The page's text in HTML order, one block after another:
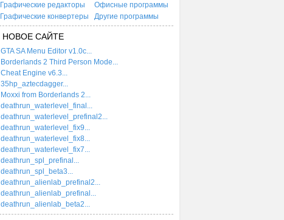
Графические редакторы
Офисные программы
Графические конвертеры
Другие программы
НОВОЕ САЙТЕ
GTA SA Menu Editor v1.0c...
Borderlands 2 Third Person Mode...
Cheat Engine v6.3...
35hp_aztecdagger...
Moxxi from Borderlands 2...
deathrun_waterlevel_final...
deathrun_waterlevel_prefinal2...
deathrun_waterlevel_fix9...
deathrun_waterlevel_fix8...
deathrun_waterlevel_fix7...
deathrun_spl_prefinal...
deathrun_spl_beta3...
deathrun_alienlab_prefinal2...
deathrun_alienlab_prefinal...
deathrun_alienlab_beta2...